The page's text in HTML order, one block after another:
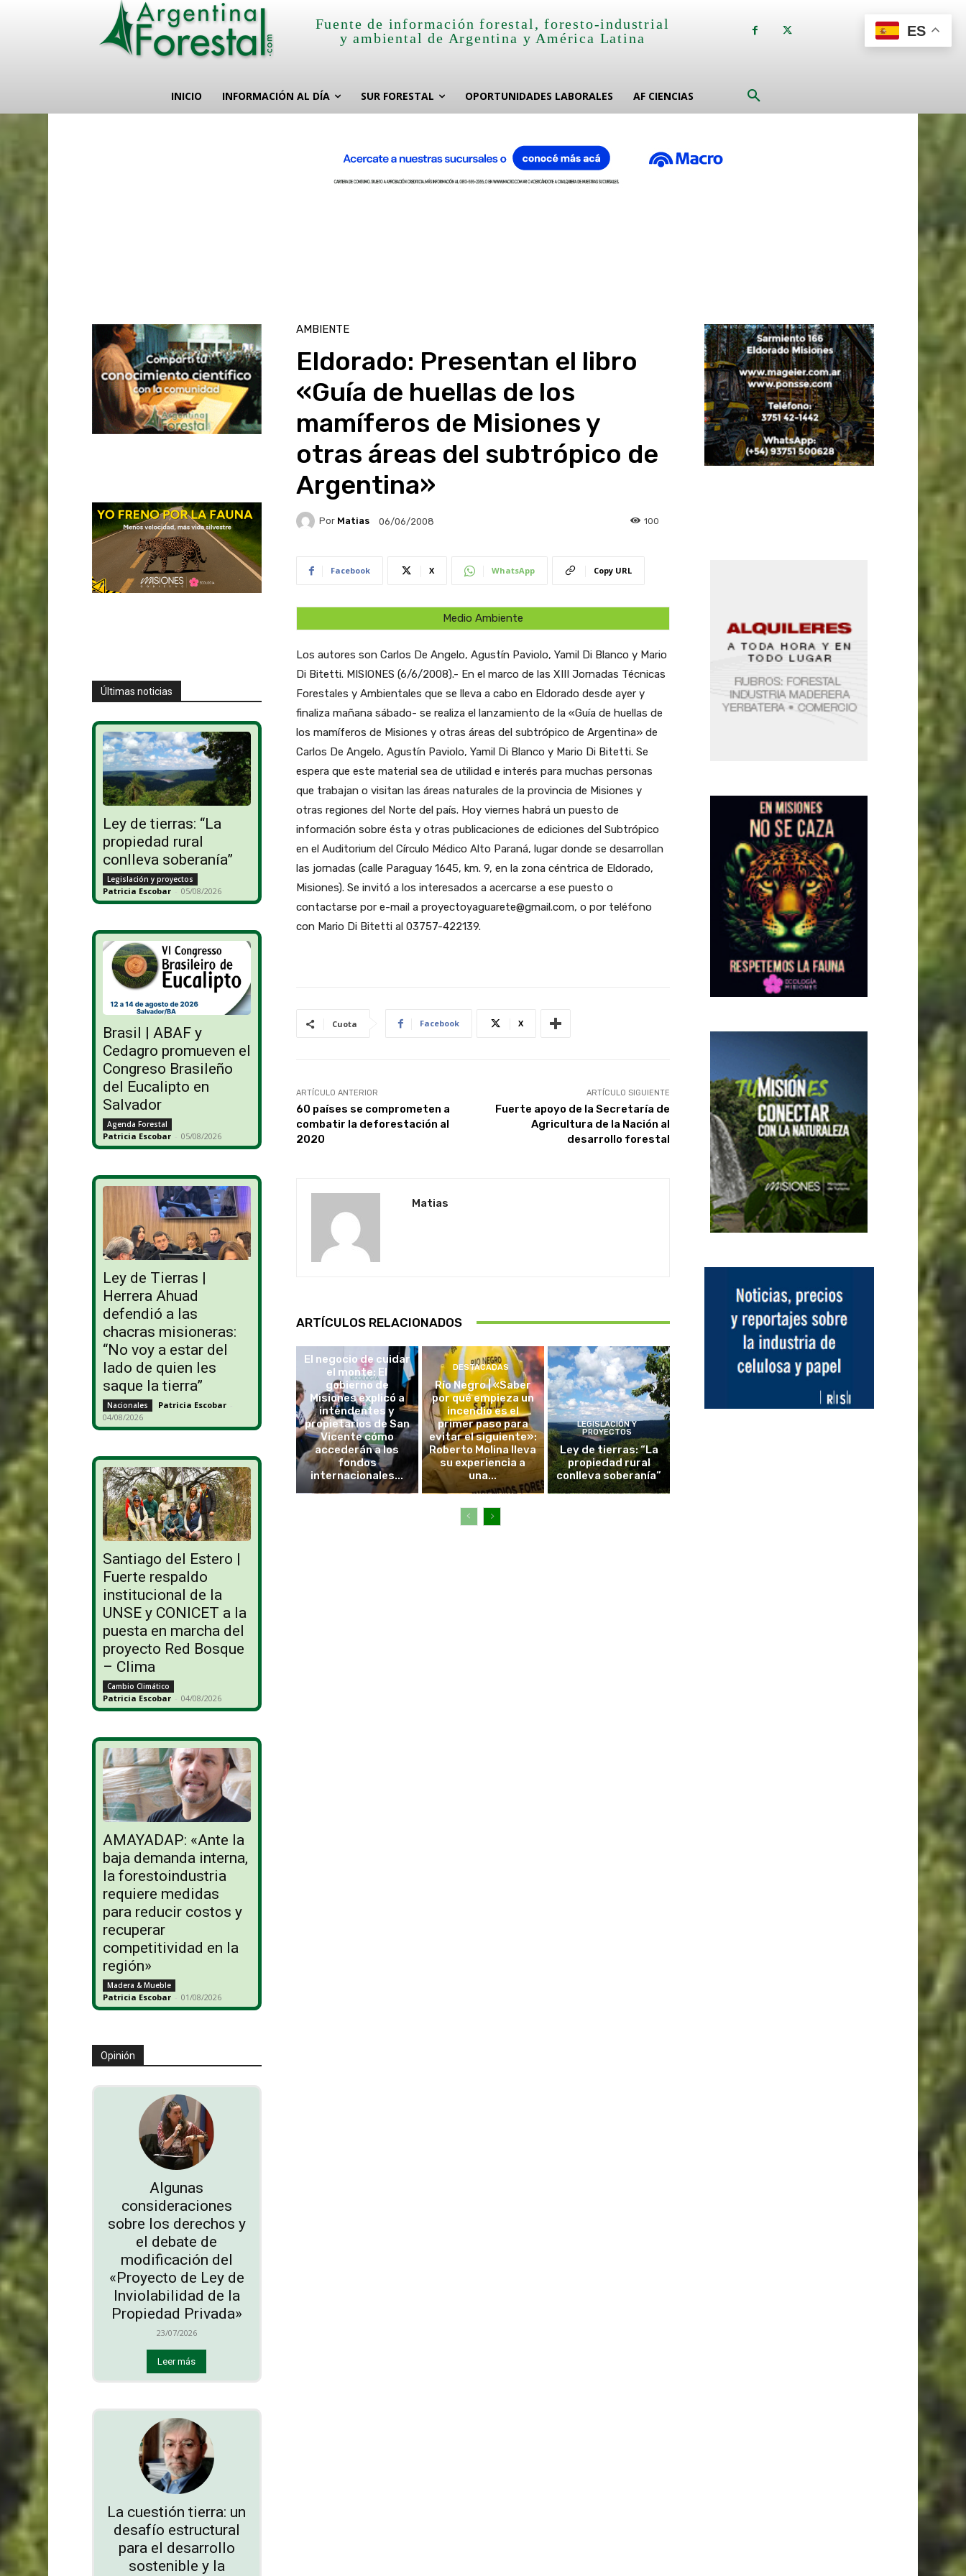
Fuente de información forestal, foresto-industrial
y ambiental de Argentina y América Latina
INICIO INFORMACIÓN AL DÍA SUR FORESTAL OPORTUNIDADES LABORALES AF CIENCIAS
Últimas noticias
Ley de tierras: “La
propiedad rural
conlleva soberanía”
Legislación y proyectos
Patricia Escobar - 05/08/2026
Brasil | ABAF y
Cedagro promueven el
Congreso Brasileño
del Eucalipto en
Salvador
Agenda Forestal
Patricia Escobar - 05/08/2026
Ley de Tierras |
Herrera Ahuad
defendió a las
chacras misioneras:
“No voy a estar del
lado de quien les
saque la tierra”
Nacionales Patricia Escobar -
04/08/2026
Santiago del Estero |
Fuerte respaldo
institucional de la
UNSE y CONICET a la
puesta en marcha del
proyecto Red Bosque
– Clima
Cambio Climático
Patricia Escobar - 04/08/2026
AMAYADAP: «Ante la
baja demanda interna,
la forestoindustria
requiere medidas
para reducir costos y
recuperar
competitividad en la
región»
Madera & Mueble
Patricia Escobar - 01/08/2026
Opinión
Algunas
consideraciones
sobre los derechos y
el debate de
modificación del
«Proyecto de Ley de
Inviolabilidad de la
Propiedad Privada»
23/07/2026
Leer más
La cuestión tierra: un
desafío estructural
para el desarrollo
sostenible y la
AMBIENTE
Eldorado: Presentan el libro
«Guía de huellas de los
mamíferos de Misiones y
otras áreas del subtrópico de
Argentina»
Por Matias 06/06/2008 100
Facebook X WhatsApp Copy URL
Medio Ambiente
Los autores son Carlos De Angelo, Agustín Paviolo, Yamil Di Blanco y Mario
Di Bitetti. MISIONES (6/6/2008).- En el marco de las XIII Jornadas Técnicas
Forestales y Ambientales que se lleva a cabo en Eldorado desde ayer y
finaliza mañana sábado- se realiza el lanzamiento de la «Guía de huellas de
los mamíferos de Misiones y otras áreas del subtrópico de Argentina» de
Carlos De Angelo, Agustín Paviolo, Yamil Di Blanco y Mario Di Bitetti. Se
espera que este material sea de utilidad e interés para muchas personas
que trabajan o visitan las áreas naturales de la provincia de Misiones y
otras regiones del Norte del país. Hoy viernes habrá un puesto de
información sobre ésta y otras publicaciones de ediciones del Subtrópico
en el Auditorium del Círculo Médico Alto Paraná, lugar donde se desarrollan
las jornadas (calle Paraguay 1645, km. 9, en la zona céntrica de Eldorado,
Misiones). Se invitó a los interesados a acercarse a ese puesto o
contactarse por e-mail a proyectoyaguarete@gmail.com, o por teléfono
con Mario Di Bitetti al 03757-422139.
Cuota Facebook X
ARTÍCULO ANTERIOR
60 países se comprometen a
combatir la deforestación al
2020
ARTÍCULO SIGUIENTE
Fuerte apoyo de la Secretaría de
Agricultura de la Nación al
desarrollo forestal
Matias
ARTÍCULOS RELACIONADOS
El negocio de cuidar
el monte: El
gobierno de
Misiones explicó a
intendentes y
propietarios de San
Vicente cómo
accederán a los
fondos
internacionales...
DESTACADAS
Río Negro | «Saber
por qué empieza un
incendio es el
primer paso para
evitar el siguiente»:
Roberto Molina lleva
su experiencia a
una...
LEGISLACIÓN Y
PROYECTOS
Ley de tierras: “La
propiedad rural
conlleva soberanía”
ES